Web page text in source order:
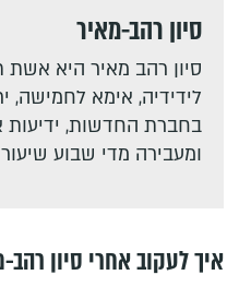
סיון רהב-מאיר
סיון רהב מאיר היא
לידידיה, אימא לחמישה,
בחברת החדשות, ידיעות
ומעבירה מדי שבוע
איך לעקוב אחרי סיון